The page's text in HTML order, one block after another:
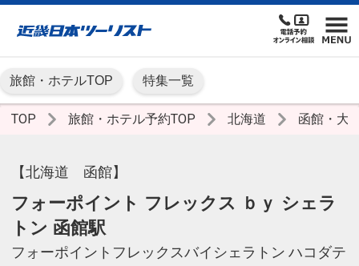
旅館・ホテルTOP 特集一覧
TOP 旅館・ホテル予約TOP 北海道 函館・大
【北海道 函館】
フォーポイント フレックス ｂｙ シェラ
トン 函館駅
フォーポイントフレックスバイシェラトン ハコダテ